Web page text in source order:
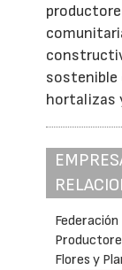
sostenible
hortalizas
Federación
Flores y